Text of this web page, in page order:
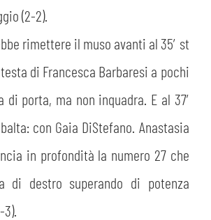
(2-2).
rimettere il muso avanti al 35′ st
di Francesca Barbaresi a pochi
di porta, ma non inquadra. E al 37′
con Gaia DiStefano. Anastasia
in profondità la numero 27 che
di destro superando di potenza